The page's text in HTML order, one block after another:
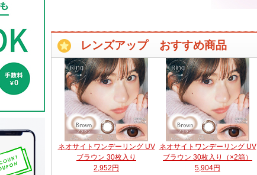
レンズアップ おすすめ商品
ネオサイトワンデーリング UV
ブラウン 30枚入り
2,952円
ネオサイトワンデーリング UV
ブラウン 30枚入り（×2箱）
5,904円